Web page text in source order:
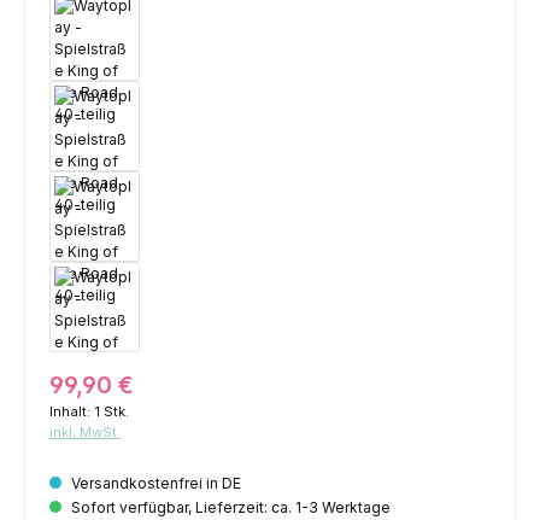
Regulärer Preis:
99,90 €
Inhalt: 1 Stk.
inkl. MwSt.
Versandkostenfrei in DE
Sofort verfügbar, Lieferzeit: ca. 1-3 Werktage